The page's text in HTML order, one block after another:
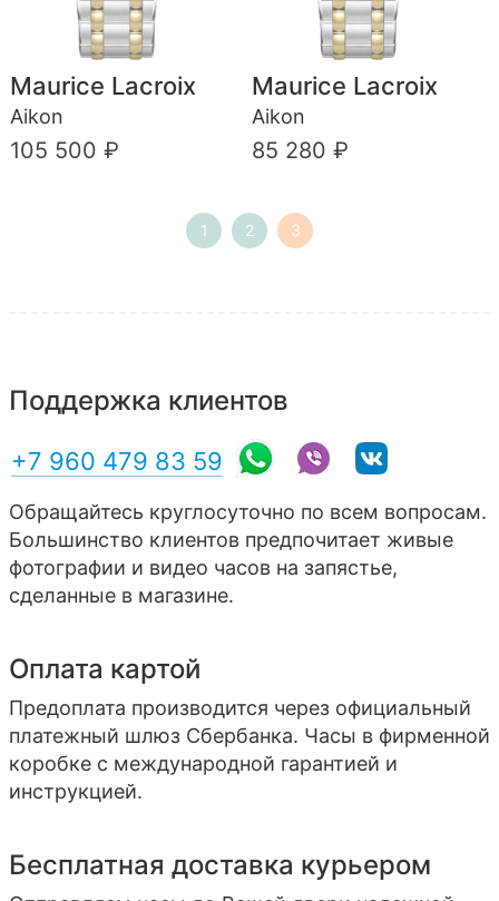
Maurice Lacroix
Aikon
105 500 ₽
Maurice Lacroix
Aikon
85 280 ₽
1 2 3
Поддержка клиентов
+7 960 479 83 59
Обращайтесь круглосуточно по всем вопросам.
Большинство клиентов предпочитает живые
фотографии и видео часов на запястье,
сделанные в магазине.
Оплата картой
Предоплата производится через официальный
платежный шлюз Сбербанка. Часы в фирменной
коробке с международной гарантией и
инструкцией.
Бесплатная доставка курьером